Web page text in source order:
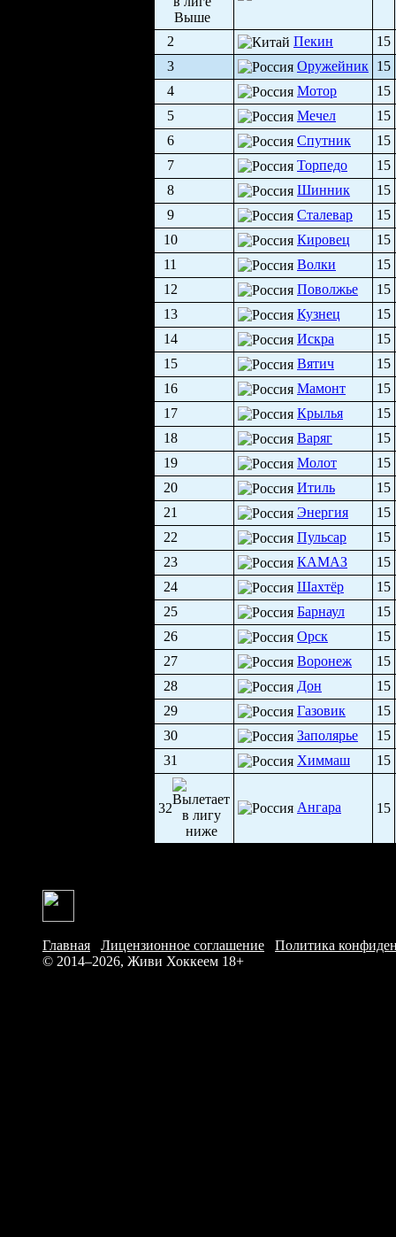
2 Пекин
15
3
Оружейник 15
4
Мотор
15
5
Мечел
15
6
Спутник
15
7
Торпедо
15
8
Шинник
15
9
Сталевар
15
10
Кировец
15
11
Волки
15
12
Поволжье
15
13
Кузнец
15
14
Искра
15
15
Вятич
15
16
Мамонт
15
17
Крылья
15
18
Варяг
15
19
Молот
15
20
Итиль
15
21
Энергия
15
22
Пульсар
15
23
КАМАЗ
15
24
Шахтёр
15
25
Барнаул
15
26
Орск
15
27
Воронеж
15
28
Дон
15
29
Газовик
15
30
Заполярье
15
31
Химмаш 15
32 Ангара 15
Главная Лицензионное соглашение
Политика
© 2014–2026, Живи Хоккеем 18+